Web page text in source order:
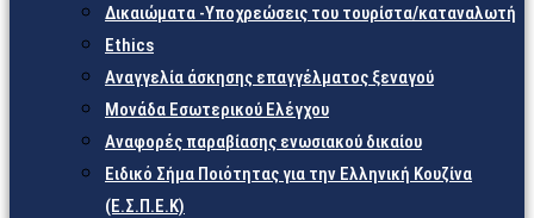
Δικαιώματα -Υποχρεώσεις του τουρίστα/καταναλωτή
Ethics
Αναγγελία άσκησης επαγγέλματος ξεναγού
Μονάδα Εσωτερικού Ελέγχου
Αναφορές παραβίασης ενωσιακού δικαίου
Ειδικό Σήμα Ποιότητας για την Ελληνική Κουζίνα
(Ε.Σ.Π.Ε.Κ)